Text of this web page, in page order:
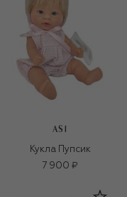
ASI
Кукла Пупсик
7 900 ₽